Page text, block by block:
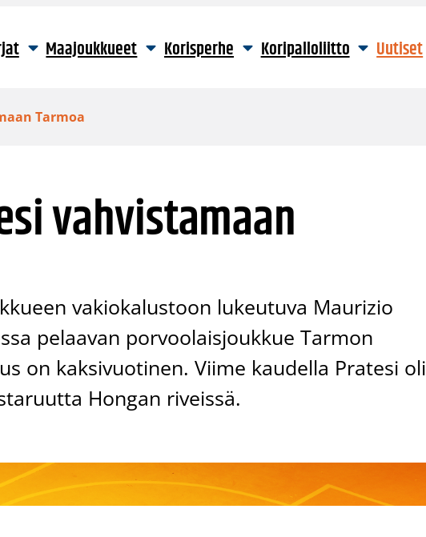
Maajoukkueet Korisperhe Koripalloliitto Uutiset
Tarmoa
vahvistamaan
vakiokalustoon lukeutuva Maurizio
pelaavan porvoolaisjoukkue Tarmon
on kaksivuotinen. Viime kaudella Pratesi oli
Hongan riveissä.